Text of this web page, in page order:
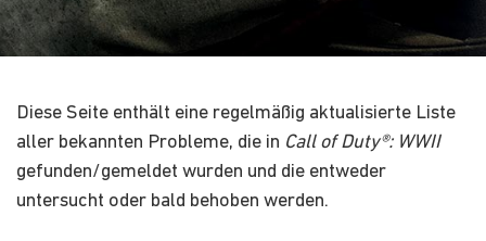
Diese Seite enthält eine regelmäßig aktualisierte Liste
aller bekannten Probleme, die in Call of Duty®: WWII
gefunden/gemeldet wurden und die entweder
untersucht oder bald behoben werden.